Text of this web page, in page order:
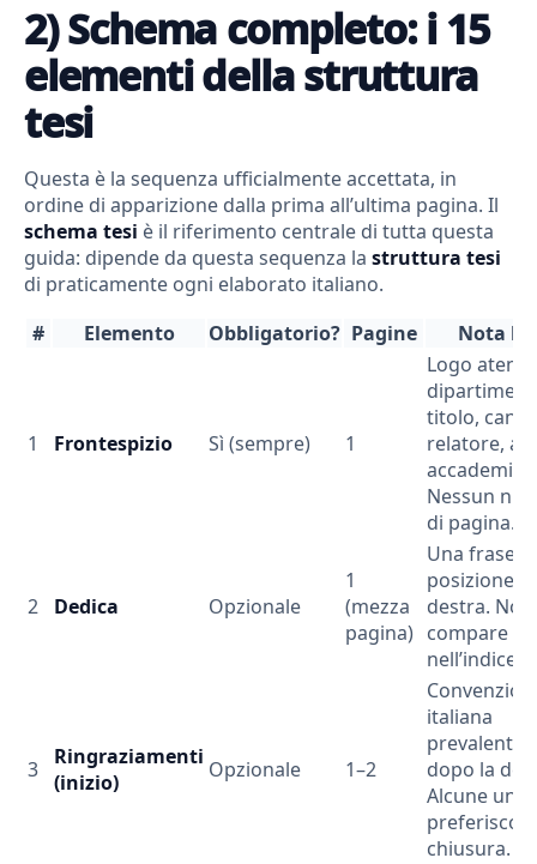
2) Schema completo: i 15
elementi della struttura
tesi
Questa è la sequenza ufficialmente accettata, in
ordine di apparizione dalla prima all’ultima pagina. Il
schema tesi è il riferimento centrale di tutta questa
guida: dipende da questa sequenza la struttura tesi
di praticamente ogni elaborato italiano.
#
Elemento Obbligatorio? Pagine Nota
1 Frontespizio Sì (sempre) 1
Logo
titolo,
relatore,
Nessun
di pagina.
2 Dedica Opzionale
1
(mezza
pagina)
Una frase,
posizione
destra. Non
compare
nell’indice.
3
Ringraziamenti
(inizio)
Opzionale 1–2
italiana
prevalente:
dopo la
Alcune
chiusura.